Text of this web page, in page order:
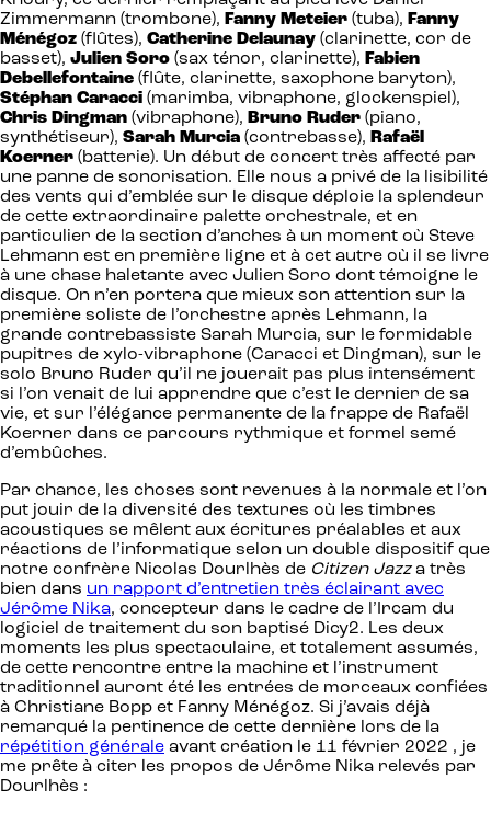
Zimmermann (trombone), Fanny Meteier (tuba), Fanny
Ménégoz (flûtes), Catherine Delaunay (clarinette, cor de
basset), Julien Soro (sax ténor, clarinette), Fabien
Debellefontaine (flûte, clarinette, saxophone baryton),
Stéphan Caracci (marimba, vibraphone, glockenspiel),
Chris Dingman (vibraphone), Bruno Ruder (piano,
synthétiseur), Sarah Murcia (contrebasse), Rafaël
Koerner (batterie). Un début de concert très affecté par
une panne de sonorisation. Elle nous a privé de la lisibilité
des vents qui d’emblée sur le disque déploie la splendeur
de cette extraordinaire palette orchestrale, et en
particulier de la section d’anches à un moment où Steve
Lehmann est en première ligne et à cet autre où il se livre
à une chase haletante avec Julien Soro dont témoigne le
disque. On n’en portera que mieux son attention sur la
première soliste de l’orchestre après Lehmann, la
grande contrebassiste Sarah Murcia, sur le formidable
pupitres de xylo-vibraphone (Caracci et Dingman), sur le
solo Bruno Ruder qu’il ne jouerait pas plus intensément
si l’on venait de lui apprendre que c’est le dernier de sa
vie, et sur l’élégance permanente de la frappe de Rafaël
Koerner dans ce parcours rythmique et formel semé
d’embûches.
Par chance, les choses sont revenues à la normale et l’on
put jouir de la diversité des textures où les timbres
acoustiques se mêlent aux écritures préalables et aux
réactions de l’informatique selon un double dispositif que
notre confrère Nicolas Dourlhès de Citizen Jazza très
bien dans un rapport d’entretien très éclairant avec
Jérôme Nika, concepteur dans le cadre de l’Ircam du
logiciel de traitement du son baptisé Dicy2. Les deux
moments les plus spectaculaire, et totalement assumés,
de cette rencontre entre la machine et l’instrument
traditionnel auront été les entrées de morceaux confiées
à Christiane Bopp et Fanny Ménégoz. Si j’avais déjà
remarqué la pertinence de cette dernière lors de la
répétition générale avant création le 11 février 2022 , je
me prête à citer les propos de Jérôme Nika relevés par
Dourlhès :